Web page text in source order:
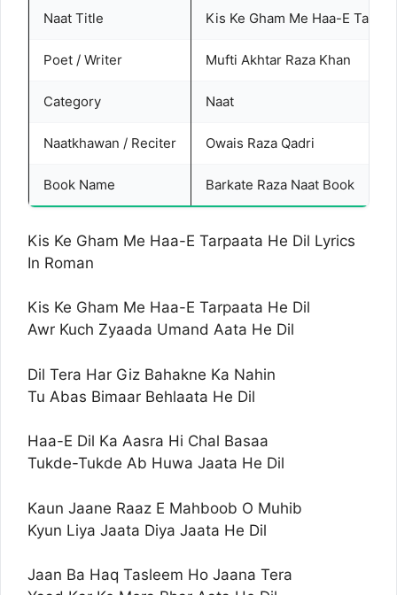
Naat Title Kis Ke Gham Me Haa-E
Poet / Writer Mufti Akhtar Raza Khan
Category Naat
Naatkhawan / Reciter Owais Raza Qadri
Book Name Barkate Raza Naat Book
Kis Ke Gham Me Haa-E Tarpaata He Dil Lyrics
In Roman
Kis Ke Gham Me Haa-E Tarpaata He Dil
Awr Kuch Zyaada Umand Aata He Dil
Dil Tera Har Giz Bahakne Ka Nahin
Tu Abas Bimaar Behlaata He Dil
Haa-E Dil Ka Aasra Hi Chal Basaa
Tukde-Tukde Ab Huwa Jaata He Dil
Kaun Jaane Raaz E Mahboob O Muhib
Kyun Liya Jaata Diya Jaata He Dil
Jaan Ba Haq Tasleem Ho Jaana Tera